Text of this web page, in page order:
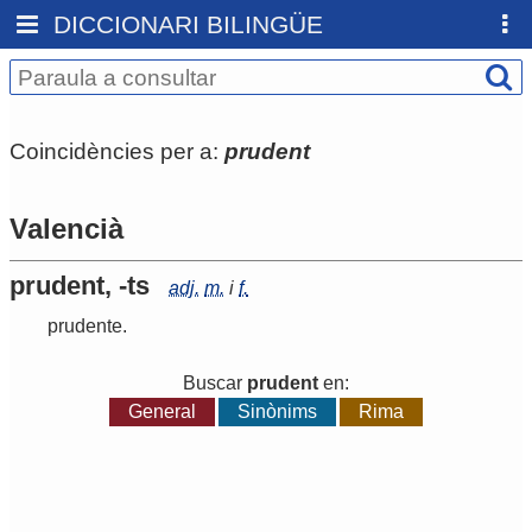
DICCIONARI BILINGÜE
Coincidències per a: prudent
Valencià
prudent, -ts adj. m. i f.
prudente.
Buscar prudent en:
General
Sinònims Rima